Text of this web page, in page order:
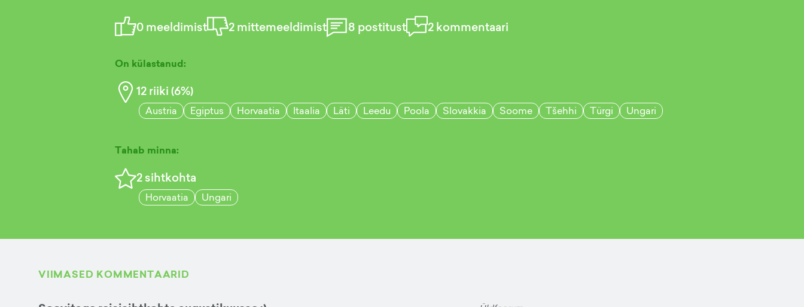
0meeldimist 2mittemeeldimist 8 postitust 2kommentaari
On külastanud:
12riiki (6%)
Austria Egiptus Horvaatia Itaalia Läti Leedu Poola Slovakkia Soome Tšehhi Türgi Ungari
Tahab minna:
2sihtkohta
Horvaatia Ungari
VIIMASED KOMMENTAARID